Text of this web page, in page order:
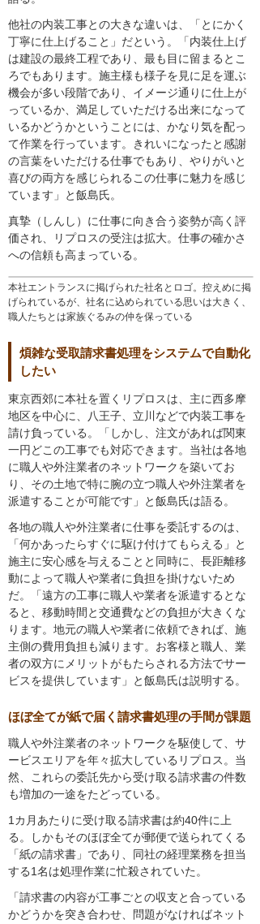
本社エントランスに掲げられた社名とロゴ。控えめに掲
げられているが、社名に込められている思いは大きく、
職人たちとは家族ぐるみの仲を保っている
他社の内装工事との大きな違いは、「とにかく
丁寧に仕上げること」だという。「内装仕上げ
は建設の最終工程であり、最も目に留まるとこ
ろでもあります。施主様も様子を見に足を運ぶ
機会が多い段階であり、イメージ通りに仕上が
っているか、満足していただける出来になって
いるかどうかということには、かなり気を配っ
て作業を行っています。きれいになったと感謝
の言葉をいただける仕事でもあり、やりがいと
喜びの両方を感じられるこの仕事に魅力を感じ
ています」と飯島氏。
真摯（しんし）に仕事に向き合う姿勢が高く評
価され、リプロスの受注は拡大。仕事の確かさ
への信頼も高まっている。
煩雑な受取請求書処理をシステムで自動化
したい
東京西郊に本社を置くリプロスは、主に西多摩
地区を中心に、八王子、立川などで内装工事を
請け負っている。「しかし、注文があれば関東
一円どこの工事でも対応できます。当社は各地
に職人や外注業者のネットワークを築いてお
り、その土地で特に腕の立つ職人や外注業者を
派遣することが可能です」と飯島氏は語る。
各地の職人や外注業者に仕事を委託するのは、
「何かあったらすぐに駆け付けてもらえる」と
施主に安心感を与えることと同時に、長距離移
動によって職人や業者に負担を掛けないため
だ。「遠方の工事に職人や業者を派遣するとな
ると、移動時間と交通費などの負担が大きくな
ります。地元の職人や業者に依頼できれば、施
主側の費用負担も減ります。お客様と職人、業
者の双方にメリットがもたらされる方法でサー
ビスを提供しています」と飯島氏は説明する。
ほぼ全てが紙で届く請求書処理の手間が課題
職人や外注業者のネットワークを駆使して、サ
ービスエリアを年々拡大しているリプロス。当
然、これらの委託先から受け取る請求書の件数
も増加の一途をたどっている。
1カ月あたりに受け取る請求書は約40件に上
る。しかもそのほぼ全てが郵便で送られてくる
「紙の請求書」であり、同社の経理業務を担当
する1名は処理作業に忙殺されていた。
「請求書の内容が工事ごとの収支と合っている
かどうかを突き合わせ、問題がなければネット